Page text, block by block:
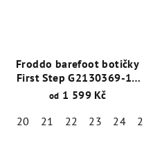
Froddo barefoot botičky
First Step G2130369-11
Pink Shine
od 1 599 Kč
20
21 22 23 24 25